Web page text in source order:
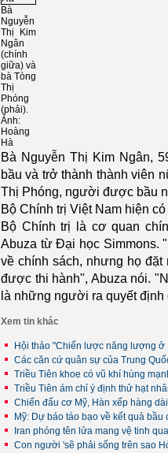
Bà
Nguyễn
Thị Kim
Ngân
(chính
giữa) và
bà Tòng
Thị
Phóng
(phải).
Ảnh:
Hoàng
Hà
Bà Nguyễn Thị Kim Ngân,
bầu và trở thành thành viên
Thị Phóng, người được bầu
Bộ Chính trị Việt Nam hiện
Bộ Chính trị là cơ quan
Abuza từ Đại học Simmons.
về chính sách, nhưng họ
được thi hành", Abuza nói.
là những người ra quyết định
Xem tin khác
Hội thảo "Chiến lược năng lượng
Các căn cứ quân sự của Trung
Triều Tiên khoe có vũ khí hùng
Triều Tiên ám chỉ ý định thử hạt
Chiến đấu cơ Mỹ, Hàn xếp hàng
Mỹ: Dự báo táo bạo về kết quả bầu
Iran phóng tên lửa mang vệ tinh
Con người 'sẽ phải sống trên sao